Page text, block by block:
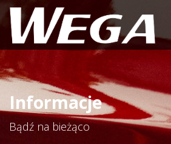
Informacje
Bądź na bieżąco